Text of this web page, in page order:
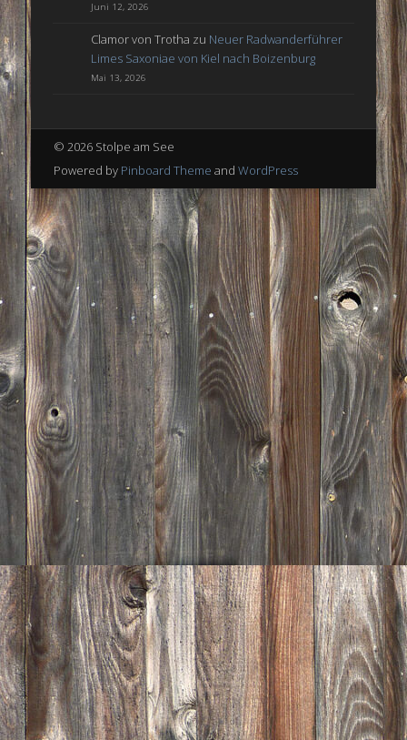
Juni 12, 2026
Clamor von Trotha zu Neuer Radwanderführer
Limes Saxoniae von Kiel nach Boizenburg
Mai 13, 2026
© 2026 Stolpe am See
Powered by Pinboard Theme and WordPress